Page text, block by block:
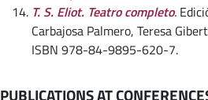
T. S. Eliot. Teatro completo.
Carbajosa Palmero, Teresa
ISBN 978-84-9895-620-7.
PUBLICATIONS AT